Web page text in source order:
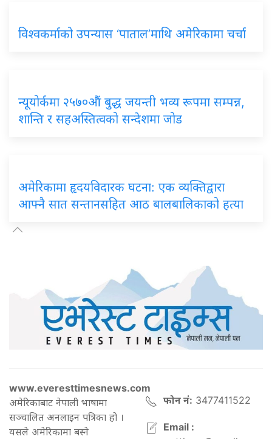
विश्वकर्माको उपन्यास ‘पाताल’माथि अमेरिकामा चर्चा
न्यूयोर्कमा २५७०औं बुद्ध जयन्ती भव्य रूपमा सम्पन्न,
शान्ति र सहअस्तित्वको सन्देशमा जोड
अमेरिकामा हृदयविदारक घटना: एक व्यक्तिद्वारा
आफ्नै सात सन्तानसहित आठ बालबालिकाको हत्या
www.everesttimesnews.com
अमेरिकाबाट नेपाली भाषामा
सञ्चालित अनलाइन पत्रिका हो ।
यसले अमेरिकामा बस्ने
फोन नं: 3477411522
Email :